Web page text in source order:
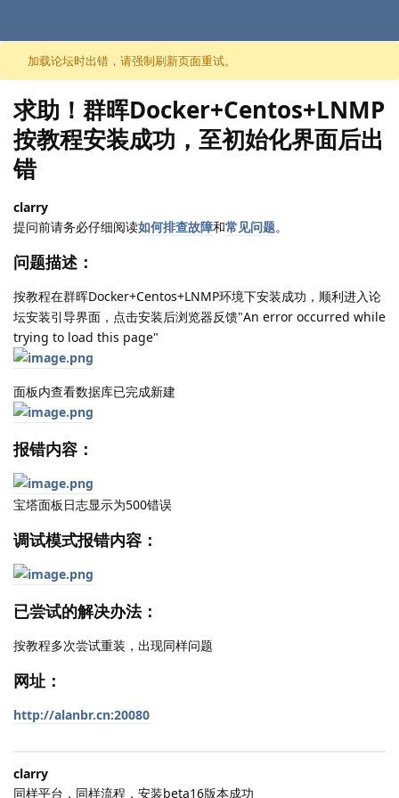
跳至内容
加载论坛时出错，请强制刷新页面重试。
求助！群晖Docker+Centos+LNMP
按教程安装成功，至初始化界面后出
错
clarry
提问前请务必仔细阅读如何排查故障和常见问题。
问题描述：
按教程在群晖Docker+Centos+LNMP环境下安装成功，顺利进入论
坛安装引导界面，点击安装后浏览器反馈"An error occurred while
trying to load this page"
面板内查看数据库已完成新建
报错内容：
宝塔面板日志显示为500错误
调试模式报错内容：
已尝试的解决办法：
按教程多次尝试重装，出现同样问题
网址：
http://alanbr.cn:20080
clarry
同样平台，同样流程，安装beta16版本成功